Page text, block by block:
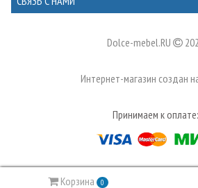
Dolce-mebel.RU
Интернет-магазин создан
Принимаем к оплате:
Корзина 0